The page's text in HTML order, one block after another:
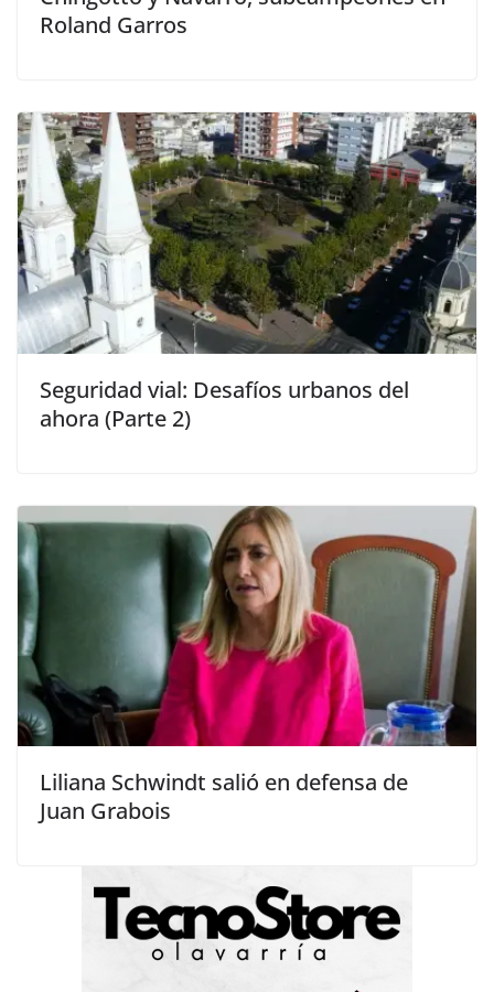
Roland Garros
Seguridad vial: Desafíos urbanos del
ahora (Parte 2)
Liliana Schwindt salió en defensa de
Juan Grabois